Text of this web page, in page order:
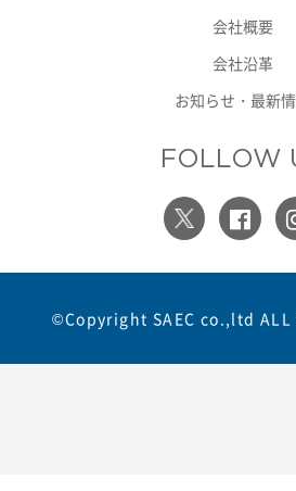
会社概要
会社沿革
お知らせ・最新
FOLLOW
©Copyright SAEC co.,ltd